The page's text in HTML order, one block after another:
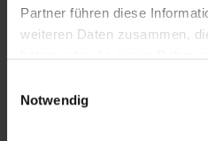
Partner führen diese
weiteren Daten zusammen,
haben oder die sie im
Notwendig
Do., 03.09.2026, 10.00